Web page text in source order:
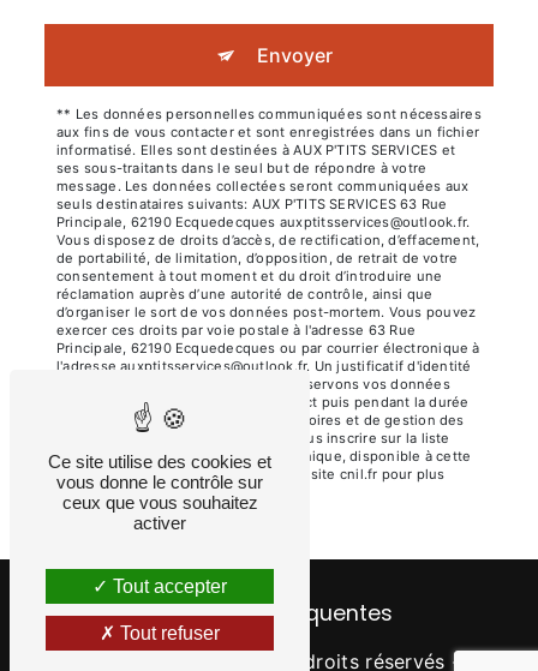
Envoyer
** Les données personnelles communiquées sont nécessaires
aux fins de vous contacter et sont enregistrées dans un fichier
informatisé. Elles sont destinées à AUX P'TITS SERVICES et
ses sous-traitants dans le seul but de répondre à votre
message. Les données collectées seront communiquées aux
seuls destinataires suivants: AUX P'TITS SERVICES 63 Rue
Principale, 62190 Ecquedecques auxptitsservices@outlook.fr.
Vous disposez de droits d’accès, de rectification, d’effacement,
de portabilité, de limitation, d’opposition, de retrait de votre
consentement à tout moment et du droit d’introduire une
réclamation auprès d’une autorité de contrôle, ainsi que
d’organiser le sort de vos données post-mortem. Vous pouvez
exercer ces droits par voie postale à l'adresse 63 Rue
Principale, 62190 Ecquedecques ou par courrier électronique à
l'adresse auxptitsservices@outlook.fr. Un justificatif d'identité
pourra vous être demandé. Nous conservons vos données
pendant la période de prise de contact puis pendant la durée
de prescription légale aux fins probatoires et de gestion des
contentieux. Vous avez le droit de vous inscrire sur la liste
d'opposition au démarchage téléphonique, disponible à cette
adresse:
Bloctel.gouv.fr. Consultez le site cnil.fr pour plus
d’informations sur vos droits.
Recherches fréquentes
- 2026 - Tous droits réservés -
Ce site utilise des cookies et
vous donne le contrôle sur
ceux que vous souhaitez
activer
Tout accepter
Tout refuser